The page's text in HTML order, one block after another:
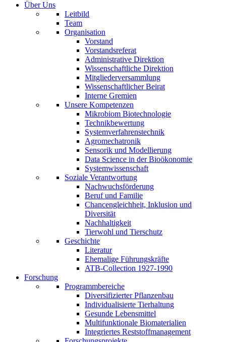
Über Uns
Leitbild
Team
Organisation
Vorstand
Vorstandsreferat
Administrative Direktion
Wissenschaftliche Direktion
Mitgliederversammlung
Wissenschaftlicher Beirat
Interne Gremien
Unsere Kompetenzen
Mikrobiom Biotechnologie
Technikbewertung
Systemverfahrenstechnik
Agromechatronik
Sensorik und Modellierung
Data Science in der Bioökonomie
Systemwissenschaft
Soziale Verantwortung
Nachwuchsförderung
Beruf und Familie
Chancengleichheit, Inklusion und
Diversität
Nachhaltigkeit
Tierwohl und Tierschutz
Geschichte
Literatur
Ehemalige Führungskräfte
ATB-Collection 1927-1990
Forschung
Programmbereiche
Diversifizierter Pflanzenbau
Individualisierte Tierhaltung
Gesunde Lebensmittel
Multifunktionale Biomaterialien
Integriertes Reststoffmanagement